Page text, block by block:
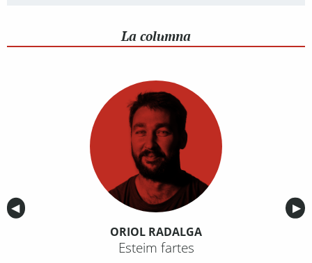
La columna
Anterior
◀︎ ▶︎
ORIOL RADALGA
Esteim fartes